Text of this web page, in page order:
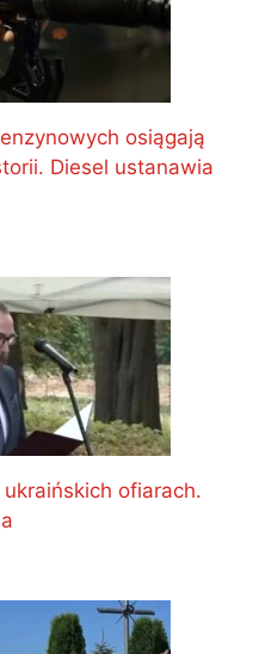
osiągają
Diesel ustanawia
ukraińskich ofiarach.